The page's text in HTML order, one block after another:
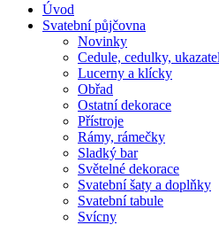
Úvod
Svatební půjčovna
Novinky
Cedule, cedulky,
Lucerny a klícky
Obřad
Ostatní dekorace
Přístroje
Rámy, rámečky
Sladký bar
Světelné dekorace
Svatební šaty a doplňky
Svatební tabule
Svícny